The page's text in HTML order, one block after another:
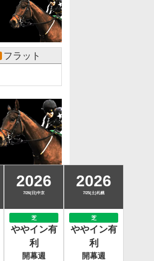
フラット
2026
7/26(日)中京
芝
ややイン有
利
開幕週
2026
7/25(土)札幌
芝
ややイン有
利
開幕週